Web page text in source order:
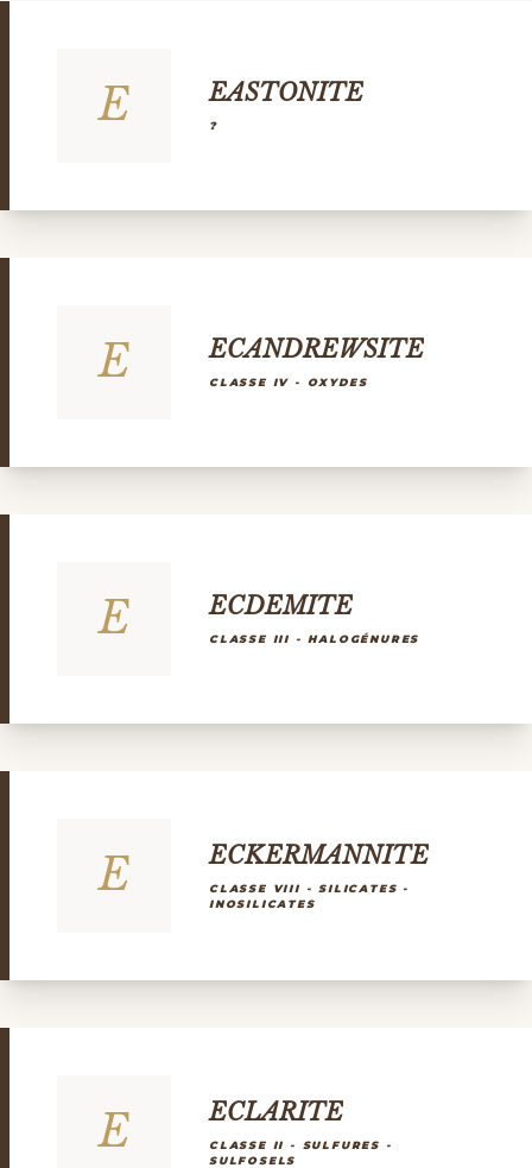
E EASTONITE
?
E ECANDREWSITE
CLASSE IV - OXYDES
E ECDEMITE
CLASSE III - HALOGÉNURES
E ECKERMANNITE
CLASSE VIII - SILICATES -
INOSILICATES
E ECLARITE
CLASSE II - SULFURES -
SULFOSELS